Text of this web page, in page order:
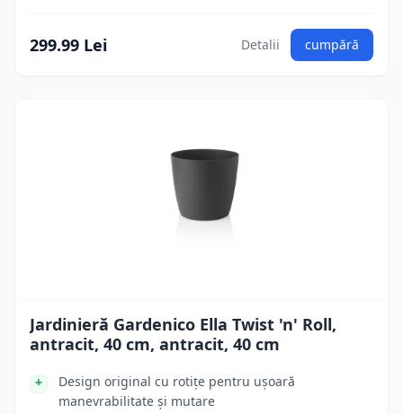
299.99 Lei Detalii cumpără
Jardinieră Gardenico Ella Twist 'n' Roll,
antracit, 40 cm, antracit, 40 cm
Design original cu rotițe pentru ușoară
manevrabilitate și mutare